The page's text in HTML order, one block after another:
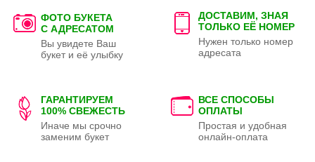
ФОТО БУКЕТА
С АДРЕСАТОМ
Вы увидете Ваш
букет и её улыбку
ДОСТАВИМ, ЗНАЯ
ТОЛЬКО ЕЁ НОМЕР
Нужен только номер
адресата
ГАРАНТИРУЕМ
100% СВЕЖЕСТЬ
Иначе мы срочно
заменим букет
ВСЕ СПОСОБЫ
ОПЛАТЫ
Простая и удобная
онлайн-оплата